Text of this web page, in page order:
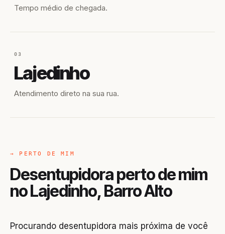
Tempo médio de chegada.
03
Lajedinho
Atendimento direto na sua rua.
→ PERTO DE MIM
Desentupidora perto de mim
no Lajedinho, Barro Alto
Procurando desentupidora mais próxima de você